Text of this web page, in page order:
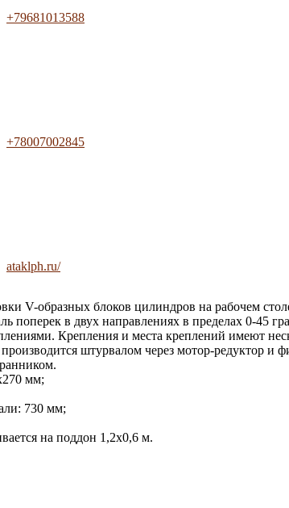
+79681013588
+78007002845
ataklph.ru/
V-образных блоков цилиндров на рабочем
поперек в двух направлениях в пределах 0-45
Крепления и места креплений имеют
штурвалом через мотор-редуктор и
мм;
730 мм;
на поддон 1,2х0,6 м.